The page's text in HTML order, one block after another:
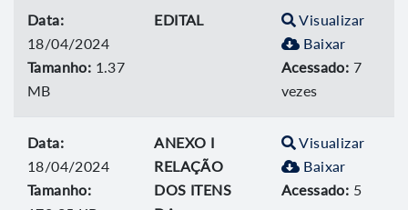
Data:
18/04/2024
Tamanho: 1.37
MB
EDITAL
Visualizar
Baixar
Acessado: 7
vezes
Data:
18/04/2024
Tamanho:
ANEXO I
RELAÇÃO
DOS ITENS
Visualizar
Baixar
Acessado: 5